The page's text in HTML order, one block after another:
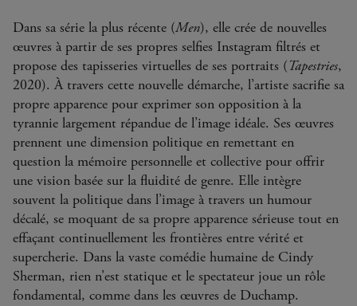
Dans sa série la plus récente (Men), elle crée de nouvelles
œuvres à partir de ses propres selfies Instagram filtrés et
propose des tapisseries virtuelles de ses portraits (Tapestries,
2020). À travers cette nouvelle démarche, l’artiste sacrifie sa
propre apparence pour exprimer son opposition à la
tyrannie largement répandue de l’image idéale. Ses œuvres
prennent une dimension politique en remettant en
question la mémoire personnelle et collective pour offrir
une vision basée sur la fluidité de genre. Elle intègre
souvent la politique dans l’image à travers un humour
décalé, se moquant de sa propre apparence sérieuse tout en
effaçant continuellement les frontières entre vérité et
supercherie. Dans la vaste comédie humaine de Cindy
Sherman, rien n’est statique et le spectateur joue un rôle
fondamental, comme dans les œuvres de Duchamp.